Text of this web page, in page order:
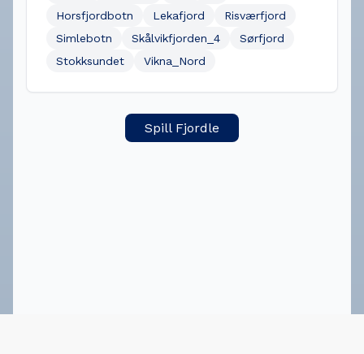
Horsfjordbotn
Lekafjord
Risværfjord
Simlebotn
Skålvikfjorden_4
Sørfjord
Stokksundet
Vikna_Nord
Spill Fjordle